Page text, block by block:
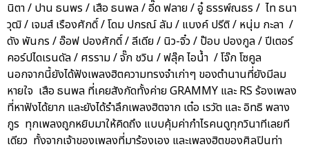
นิตา / ปาน ธนพร / เสือ ธนพล / อี๊ด ฟลาย / อู๋ ธรรพ์ณธร / ไท ธนา
วุฒิ / เจมส์ เรืองศักดิ์ / โดม ปกรณ์ ลัม / แบงค์ ปรีติ / หนุ่ม กะลา /
ดัง พันกร / อ๊อฟ ปองศักดิ์ / ลีเดีย / นิว-จิ๋ว / ป๊อบ ปองกูล / ปีเตอร์
คอร์ปไดเรนดัล / ศรราม / จั๊ก ชวิน / ฟลุ๊ค ไอน้ำ / โจ๊ก โซคูล
นอกจากนี้ยังได้ฟังเพลงฮิตความทรงจำเก่าๆ ของตำนานที่ยังมีลม
หายใจ เสือ ธนพล ที่เคยสังกัดทั้งค่าย GRAMMY และ RS ร้องเพลง
ที่หาฟังได้ยาก และยังได้รำลึกเพลงฮิตจาก เต๋อ เรวัต และ อิทธิ พลาง
กูร ทุกเพลงถูกหยิบมาให้คิดถึง แบบคุ้มค่ากำไรคนดูทุกวินาทีเลยที
เดียว ทั้งจากเจ้าของเพลงที่มาร้องเอง และเพลงฮิตของศิลปินท่า